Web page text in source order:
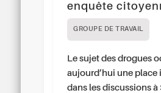
enquête
GROUPE DE TRAVAIL
Le sujet des drogues
aujourd’hui une place
dans les discussions à